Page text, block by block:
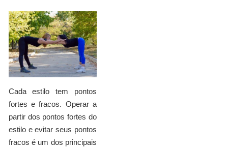
Cada estilo tem pontos
fortes e fracos. Operar a
partir dos pontos fortes do
estilo e evitar seus pontos
fracos é um dos principais